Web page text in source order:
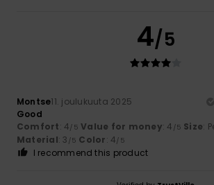
4/5
Montse11. joulukuuta 2025
Good
Comfort: 4/5 Value for money: 4 /5 Size:
Material: 3 /5 Color: 4/5
I recommend this product